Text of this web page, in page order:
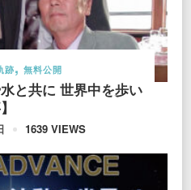
跡 無料公開
と共に 世界中を歩い
1639 VIEWS